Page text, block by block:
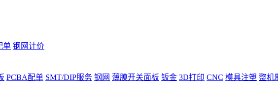
单 钢网计价
PCBA配单 SMT/DIP服务 钢网 薄膜开关面板 钣金 3D打印 CNC 模具注塑 整机